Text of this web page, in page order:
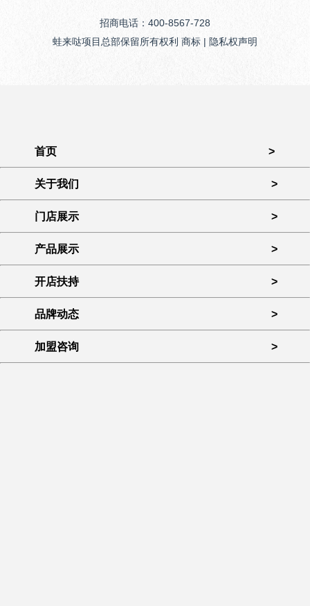
招商电话：400-8567-728
蛙来哒项目总部保留所有权利 商标 | 隐私权声明
首页 >
关于我们 >
门店展示 >
产品展示 >
开店扶持 >
品牌动态 >
加盟咨询 >